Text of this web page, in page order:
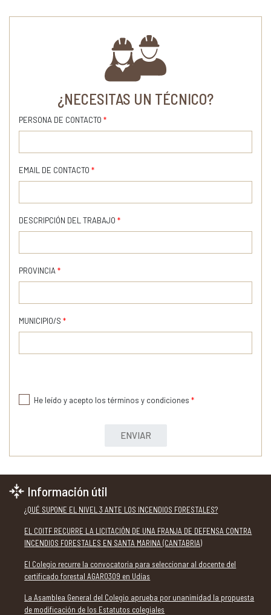
¿NECESITAS UN TÉCNICO?
PERSONA DE CONTACTO *
EMAIL DE CONTACTO *
DESCRIPCIÓN DEL TRABAJO *
PROVINCIA *
MUNICIPIO/S *
He leído y acepto los términos y condiciones *
ENVIAR
Información útil
¿QUÉ SUPONE EL NIVEL 3 ANTE LOS INCENDIOS FORESTALES?
EL COITF RECURRE LA LICITACIÓN DE UNA FRANJA DE DEFENSA CONTRA
INCENDIOS FORESTALES EN SANTA MARINA (CANTABRIA)
El Colegio recurre la convocatoria para seleccionar al docente del
certificado forestal AGAR0309 en Udías
La Asamblea General del Colegio aprueba por unanimidad la propuesta
de modificación de los Estatutos colegiales